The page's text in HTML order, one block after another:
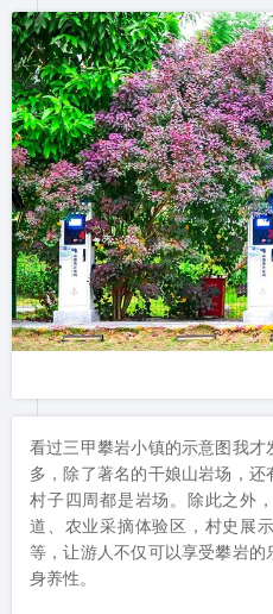
看过三甲攀岩小镇的示意图我
多，除了著名的干娘山岩场，还
村子四周都是岩场。除此之外
道、农业采摘体验区，村史展
等，让游人不仅可以享受攀岩
身养性。